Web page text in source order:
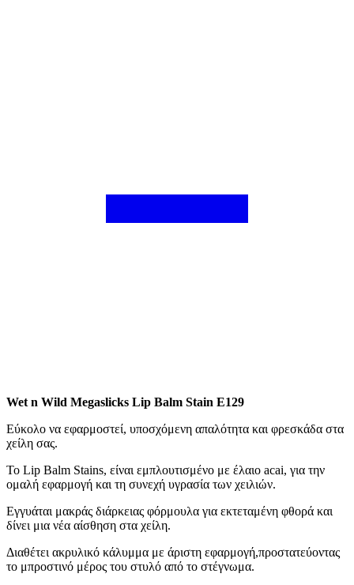
Wet n Wild Megaslicks Lip Balm Stain E129
Eύκολο να εφαρμοστεί, υποσχόμενη απαλότητα και φρεσκάδα στα
χείλη σας.
Το Lip Balm Stains, είναι εμπλουτισμένο με έλαιο acai, για την
ομαλή εφαρμογή και τη συνεχή υγρασία των χειλιών.
Εγγυάται μακράς διάρκειας φόρμουλα για εκτεταμένη φθορά και
δίνει μια νέα αίσθηση στα χείλη.
Διαθέτει ακρυλικό κάλυμμα με άριστη εφαρμογή,προστατεύοντας
το μπροστινό μέρος του στυλό από το στέγνωμα.